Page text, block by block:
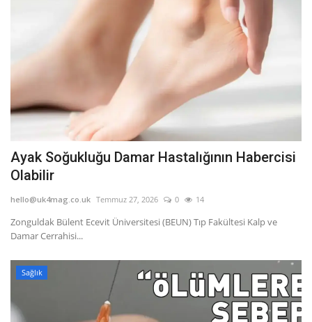
Ayak Soğukluğu Damar Hastalığının Habercisi
Olabilir
hello@uk4mag.co.uk Temmuz 27, 2026 0 14
Zonguldak Bülent Ecevit Üniversitesi (BEUN) Tıp Fakültesi Kalp ve
Damar Cerrahisi...
Sağlık